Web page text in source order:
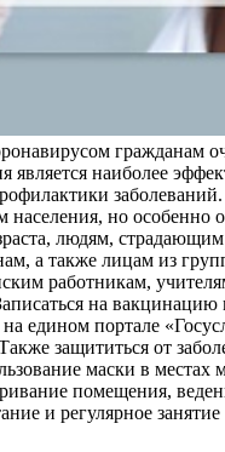
гражданам
является наиболее
заболеваний.
но особенно
людям,
а также лицам из
работникам,
на
едином портале
защититься от
маски в местах
помещения,
и регулярное